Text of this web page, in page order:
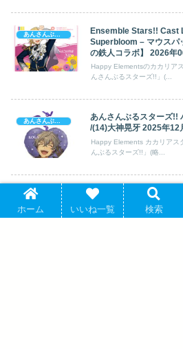
Ensemble Stars!! Cast
Superbloom – マウスパ
の鉄人コラボ】 2026年
Happy Elementsのカカリア
んさんぶるスターズ!!」(...
あんさんぶるスターズ!!
/(14)大神晃牙 2025年12
Happy Elements カカリアス
んぶるスターズ!!」(略...
あんさんぶるスターズ!!
販】 CoLotta(R) vol.6 3
ボ] 2026年09月下旬発売
ホーム いいね一覧 検索